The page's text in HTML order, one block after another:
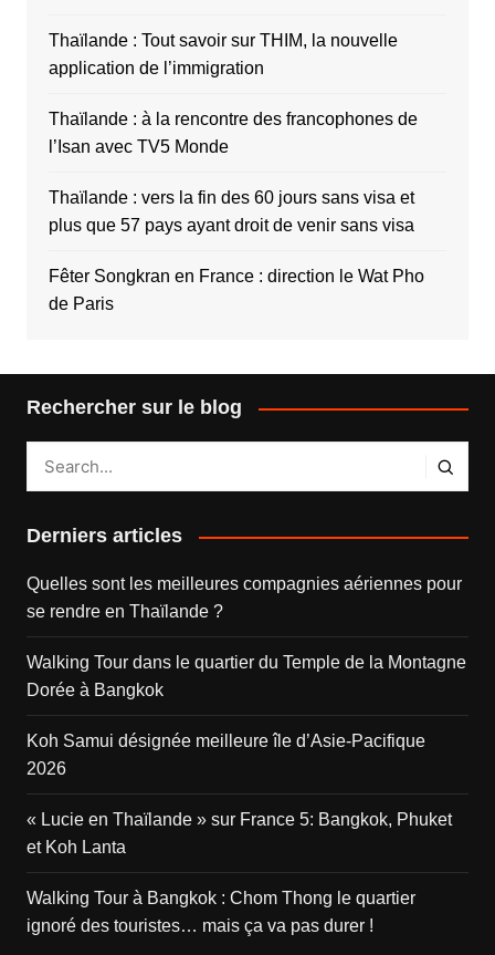
Thaïlande : Tout savoir sur THIM, la nouvelle
application de l’immigration
Thaïlande : à la rencontre des francophones de
l’Isan avec TV5 Monde
Thaïlande : vers la fin des 60 jours sans visa et
plus que 57 pays ayant droit de venir sans visa
Fêter Songkran en France : direction le Wat Pho
de Paris
Rechercher sur le blog
Derniers articles
Quelles sont les meilleures compagnies aériennes pour
se rendre en Thaïlande ?
Walking Tour dans le quartier du Temple de la Montagne
Dorée à Bangkok
Koh Samui désignée meilleure île d’Asie-Pacifique
2026
« Lucie en Thaïlande » sur France 5: Bangkok, Phuket
et Koh Lanta
Walking Tour à Bangkok : Chom Thong le quartier
ignoré des touristes… mais ça va pas durer !